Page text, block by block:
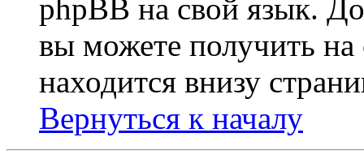
phpBB на свой язык.
вы можете получить на
находится внизу
Вернуться к началу